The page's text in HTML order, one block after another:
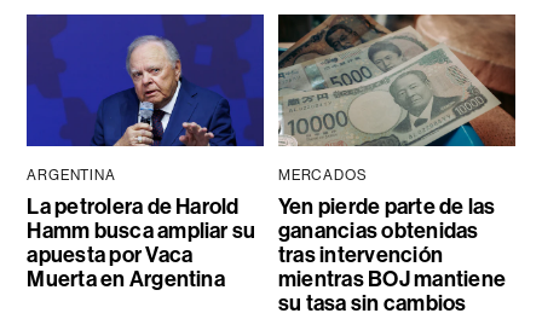
ARGENTINA
La petrolera de Harold
Hamm busca ampliar su
apuesta por Vaca
Muerta en Argentina
MERCADOS
Yen pierde parte de las
ganancias obtenidas
tras intervención
mientras BOJ mantiene
su tasa sin cambios